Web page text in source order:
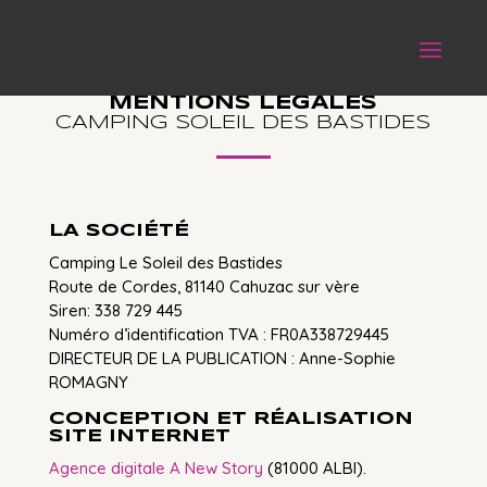
MENTIONS LÉGALES
CAMPING SOLEIL DES BASTIDES
LA SOCIÉTÉ
Camping Le Soleil des Bastides
Route de Cordes, 81140 Cahuzac sur vère
Siren: 338 729 445
Numéro d’identification TVA : FR0A338729445
DIRECTEUR DE LA PUBLICATION : Anne-Sophie
ROMAGNY
CONCEPTION ET RÉALISATION
SITE INTERNET
Agence digitale A New Story (81000 ALBI).